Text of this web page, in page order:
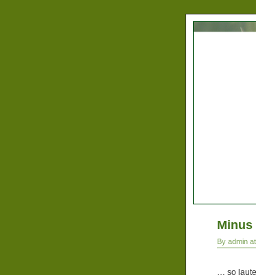
Minus
By admin
… so